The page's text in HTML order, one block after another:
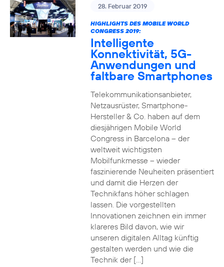
28. Februar 2019
HIGHLIGHTS DES MOBILE WORLD
CONGRESS 2019:
Intelligente
Konnektivität, 5G-
Anwendungen und
faltbare Smartphones
Telekommunikationsanbieter,
Netzausrüster, Smartphone-
Hersteller & Co. haben auf dem
diesjährigen Mobile World
Congress in Barcelona – der
weltweit wichtigsten
Mobilfunkmesse – wieder
faszinierende Neuheiten präsentiert
und damit die Herzen der
Technikfans höher schlagen
lassen. Die vorgestellten
Innovationen zeichnen ein immer
klareres Bild davon, wie wir
unseren digitalen Alltag künftig
gestalten werden und wie die
Technik der […]